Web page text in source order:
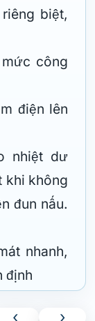
biệt,
công
điện lên
nhiệt dư
khi không
đun nấu.
nhanh,
định
‹ ›